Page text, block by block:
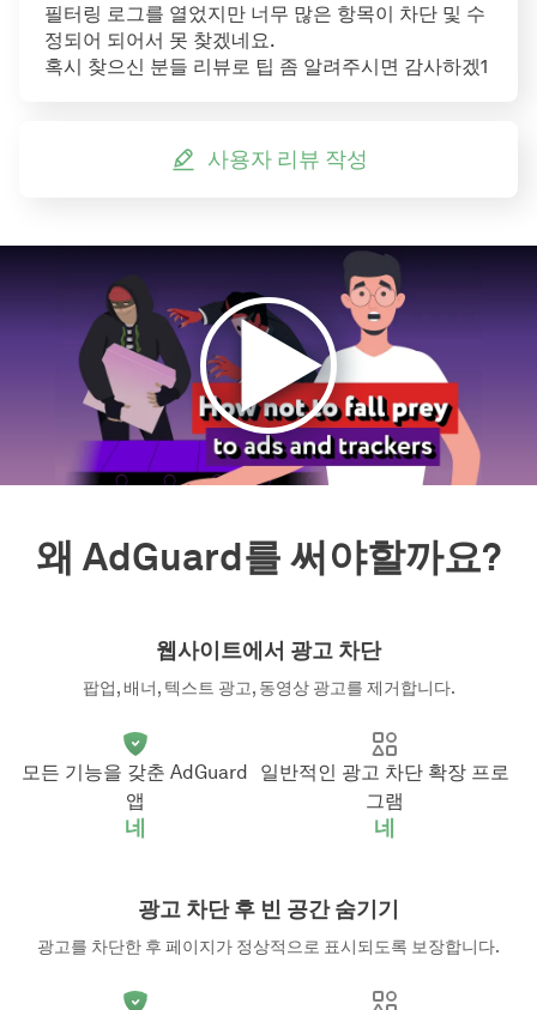
필터링 로그를 열었지만 너무 많은 항목이 차단 및 수
정되어 되어서 못 찾겠네요.
혹시 찾으신 분들 리뷰로 팁 좀 알려주시면 감사하겠1
사용자 리뷰 작성
왜 AdGuard를 써야할까요?
웹사이트에서 광고 차단
팝업, 배너, 텍스트 광고, 동영상 광고를 제거합니다.
모든 기능을 갖춘 AdGuard
앱
네
일반적인 광고 차단 확장 프로
그램
네
광고 차단 후 빈 공간 숨기기
광고를 차단한 후 페이지가 정상적으로 표시되도록 보장합니다.